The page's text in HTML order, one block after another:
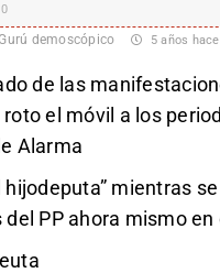
demoscópico 5 años hace
de las
roto el móvil a los
Alarma
hijodeputa” mientras
PP ahora mismo en